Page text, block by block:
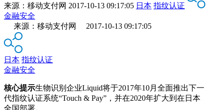
来源： 移动支付网 2017-10-13 09:17:05 日本 指纹认证
金融安全
来源：移动支付网 2017-10-13 09:17:05
日本 指纹认证
金融安全
核心提示生物识别企业Liquid将于2017年10月全面推出下一
代指纹认证系统“Touch & Pay”，并在2020年扩大到在日本
全国部署。